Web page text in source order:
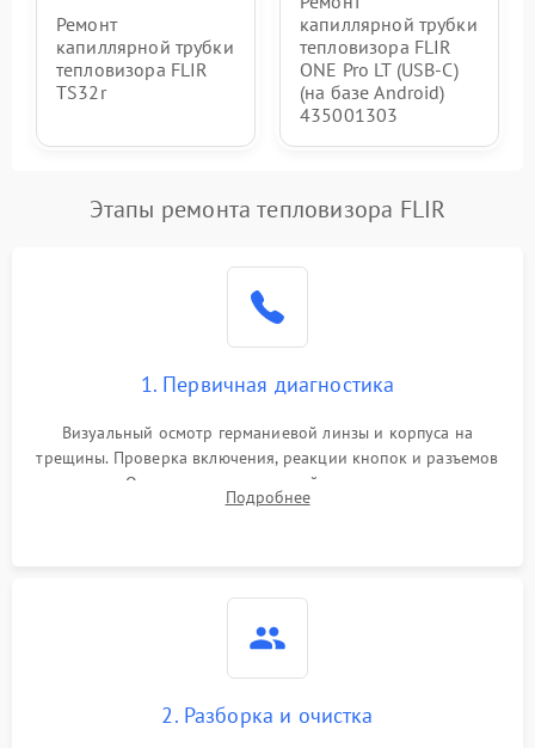
Ремонт
капиллярной трубки
тепловизора FLIR
TS32r
капиллярной трубки
тепловизора FLIR
ONE Pro LT (USB-C)
(на базе Android)
435001303
Этапы ремонта тепловизора FLIR
1. Первичная диагностика
Визуальный осмотр германиевой линзы и корпуса на
трещины. Проверка включения, реакции кнопок и разъемов
зарядки. Оценка вывода тепловой сигнатуры на экран,
проверка базовых функций и считывание системных
Подробнее
2. Разборка и очистка